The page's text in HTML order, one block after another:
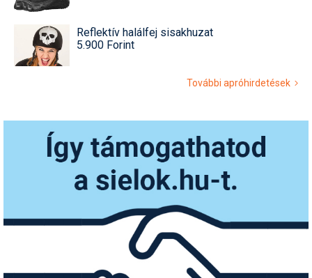
Reflektív halálfej sisakhuzat
5.900 Forint
További apróhirdetések